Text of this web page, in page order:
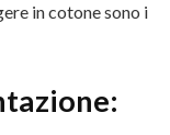
in cotone sono i